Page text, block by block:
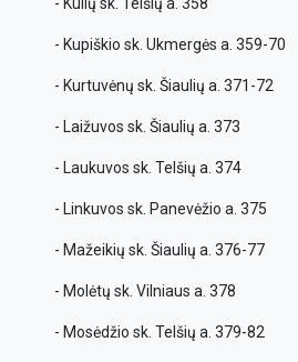
- Kupiškio sk. Ukmergės a. 359-70
- Kurtuvėnų sk. Šiaulių a. 371-72
- Laižuvos sk. Šiaulių a. 373
- Laukuvos sk. Telšių a. 374
- Linkuvos sk. Panevėžio a. 375
- Mažeikių sk. Šiaulių a. 376-77
- Molėtų sk. Vilniaus a. 378
- Mosėdžio sk. Telšių a. 379-82